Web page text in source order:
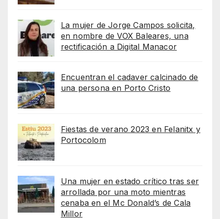
La mujer de Jorge Campos solicita,
en nombre de VOX Baleares, una
rectificación a Digital Manacor
Encuentran el cadaver calcinado de
una persona en Porto Cristo
Fiestas de verano 2023 en Felanitx y
Portocolom
Una mujer en estado crítico tras ser
arrollada por una moto mientras
cenaba en el Mc Donald’s de Cala
Millor